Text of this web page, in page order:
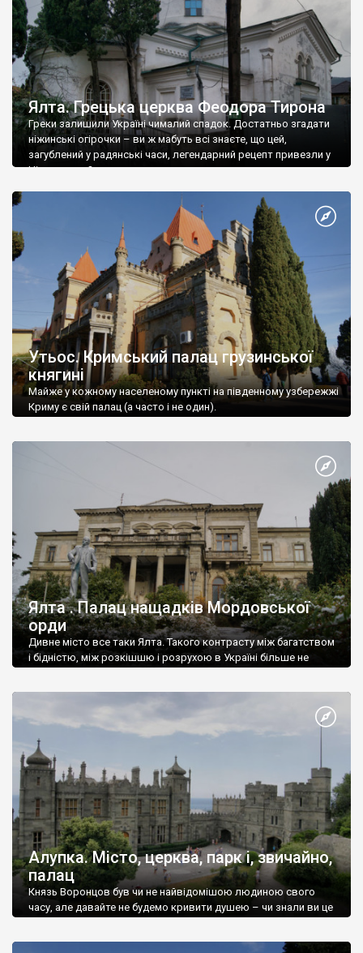
Ялта. Грецька церква Феодора Тирона
Греки залишили Україні чималий спадок. Достатньо згадати
ніжинські огірочки – ви ж мабуть всі знаєте, що цей,
загублений у радянські часи, легендарний рецепт привезли у
Ніжин греки?
Утьос. Кримський палац грузинської
княгині
Майже у кожному населеному пункті на південному узбережжі
Криму є свій палац (а часто і не один).
Ялта . Палац нащадків Мордовської
орди
Дивне місто все таки Ялта. Такого контрасту між багатством
і бідністю, між розкішшю і розрухою в Україні більше не
Алупка. Місто, церква, парк і, звичайно,
палац
Князь Воронцов був чи не найвідомішою людиною свого
часу, але давайте не будемо кривити душею – чи знали ви це